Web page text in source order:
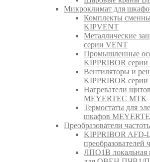
Микроклимат для
Комплекты
KIPVENT
Металлические
серии VENT
Промышленные
KIPPRIBOR
Вентиляторы и
KIPPRIBOR
Нагреватели
MEYERTEC МТК
Термостаты для
шкафов
Преобразователи
KIPPRIBOR AFD-
ЛПО1В локальная